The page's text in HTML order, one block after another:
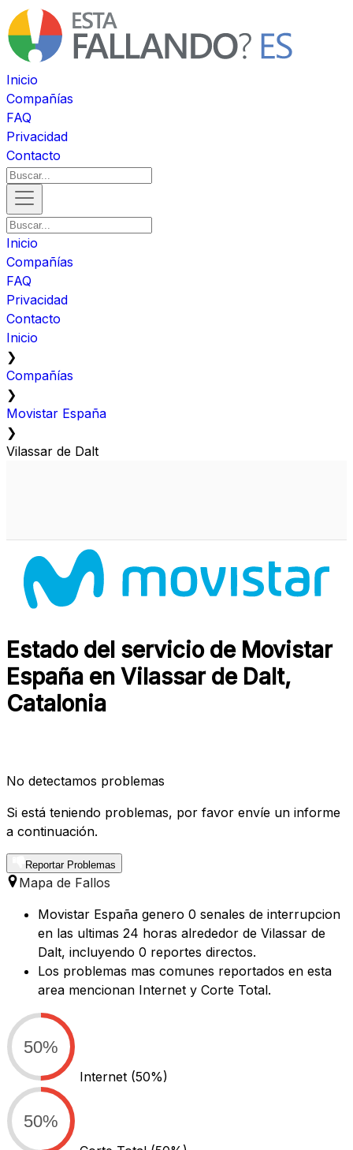
Inicio
Compañías
FAQ
Privacidad
Contacto
Inicio
Compañías
FAQ
Privacidad
Contacto
Inicio
❯
Compañías
❯
Movistar España
❯
Vilassar de Dalt
Estado del servicio de Movistar
España en Vilassar de Dalt,
Catalonia
No detectamos problemas
Si está teniendo problemas, por favor envíe un informe
a continuación.
Reportar Problemas
Mapa de Fallos
Movistar España genero 0 senales de interrupcion
en las ultimas 24 horas alrededor de Vilassar de
Dalt, incluyendo 0 reportes directos.
Los problemas mas comunes reportados en esta
area mencionan Internet y Corte Total.
50%
Internet (50%)
50%